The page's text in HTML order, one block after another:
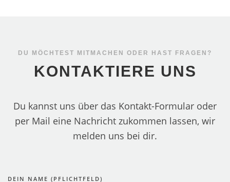
DU MÖCHTEST MITMACHEN ODER HAST FRAGEN?
KONTAKTIERE UNS
Du kannst uns über das Kontakt-Formular oder
per Mail eine Nachricht zukommen lassen, wir
melden uns bei dir.
DEIN NAME (PFLICHTFELD)